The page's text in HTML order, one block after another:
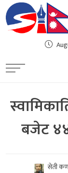
बजेट
सेती